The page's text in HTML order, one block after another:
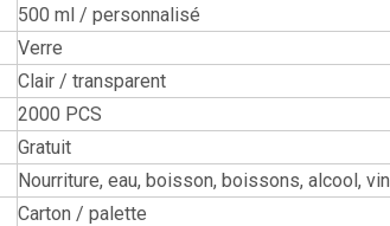
500 ml / personnalisé
Verre
Clair / transparent
2000 PCS
Gratuit
Nourriture, eau, boisson, boissons, alcool, vin
Carton / palette